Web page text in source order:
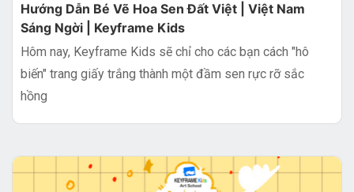
Hướng Dẫn Bé Vẽ Hoa Sen Đất Việt | Việt Nam
Sáng Ngời | Keyframe Kids
Hôm nay, Keyframe Kids sẽ chỉ cho các bạn cách "hô
biến" trang giấy trắng thành một đầm sen rực rỡ sắc
hồng